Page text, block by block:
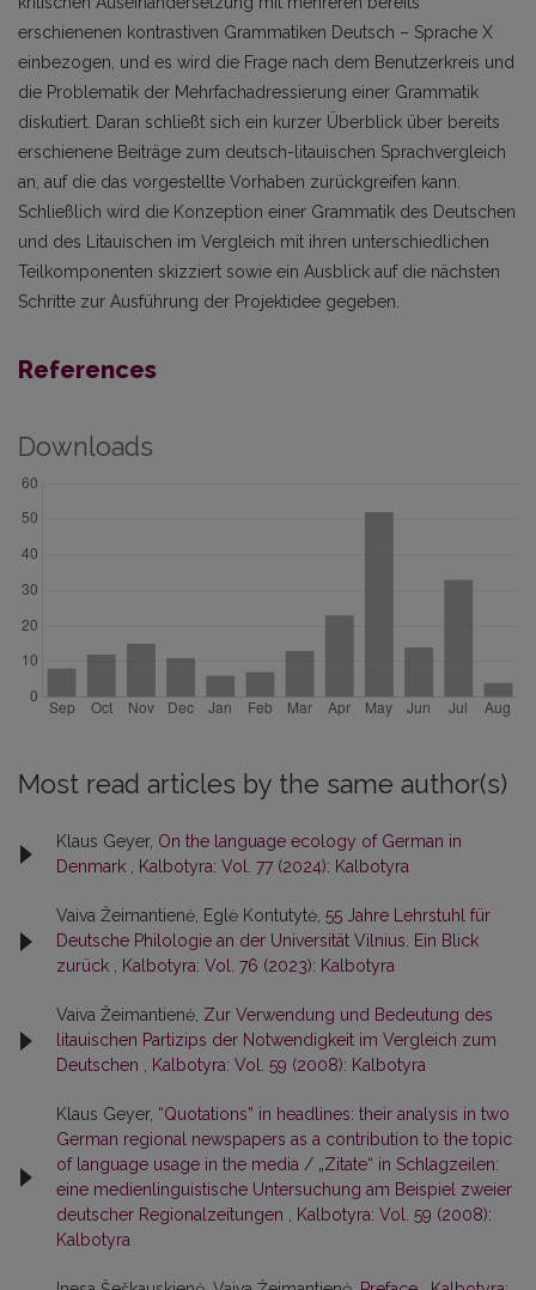
erschienenen kontrastiven Grammatiken Deutsch – Sprache X
einbezogen, und es wird die Frage nach dem Benutzerkreis und
die Problematik der Mehrfachadressierung einer Grammatik
diskutiert. Daran schließt sich ein kurzer Überblick über bereits
erschienene Beiträge zum deutsch-litauischen Sprachvergleich
an, auf die das vorgestellte Vorhaben zurückgreifen kann.
Schließlich wird die Konzeption einer Grammatik des Deutschen
und des Litauischen im Vergleich mit ihren unterschiedlichen
Teilkomponenten skizziert sowie ein Ausblick auf die nächsten
Schritte zur Ausführung der Projektidee gegeben.
References
Downloads
Most read articles by the same author(s)
Klaus Geyer, On the language ecology of German in
Denmark
Kalbotyra: Vol. 77 (2024): Kalbotyra
Vaiva Žeimantienė, Eglė Kontutytė, 55 Jahre Lehrstuhl für
Deutsche Philologie an der Universität Vilnius. Ein Blick
zurück
Kalbotyra: Vol. 76 (2023): Kalbotyra
Vaiva Žeimantienė, Zur Verwendung und Bedeutung des
litauischen Partizips der Notwendigkeit im Vergleich zum
Deutschen
Kalbotyra: Vol. 59 (2008): Kalbotyra
Klaus Geyer, “Quotations” in headlines: their analysis in two
German regional newspapers as a contribution to the topic
of language usage in the media / „Zitate“ in Schlagzeilen:
eine medienlinguistische Untersuchung am Beispiel zweier
deutscher Regionalzeitungen
Kalbotyra: Vol. 59 (2008):
Kalbotyra